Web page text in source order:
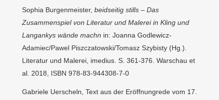
Sophia Burgenmeister, beidseitig stills – Das
Zusammenspiel von Literatur und Malerei in Kling und
Langankys wände machn in: Joanna Godlewicz-
Adamiec/Pawel Piszczatowski/Tomasz Szybisty (Hg.).
Literatur und Malerei, imedius. S. 361-376. Warschau et
al. 2018, ISBN 978-83-944308-7-0
Gabriele Uerscheln, Text aus der Eröffnungrede vom 17.